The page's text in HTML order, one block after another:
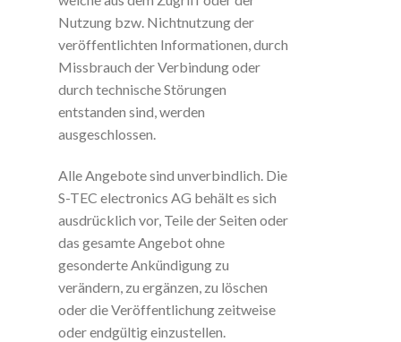
Nutzung bzw. Nichtnutzung der
veröffentlichten Informationen, durch
Missbrauch der Verbindung oder
durch technische Störungen
entstanden sind, werden
ausgeschlossen.
Alle Angebote sind unverbindlich. Die
S-TEC electronics AG behält es sich
ausdrücklich vor, Teile der Seiten oder
das gesamte Angebot ohne
gesonderte Ankündigung zu
verändern, zu ergänzen, zu löschen
oder die Veröffentlichung zeitweise
oder endgültig einzustellen.